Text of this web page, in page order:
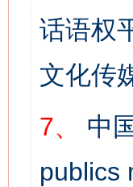
话语权
文化传
7、
中
publics